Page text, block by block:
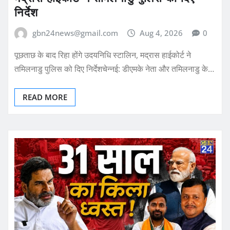
निर्देश
gbn24news@gmail.com Aug 4, 2026 0
पूछताछ के बाद रिहा होंगे उदयनिधि स्टालिन, मद्रास हाईकोर्ट ने
तमिलनाडु पुलिस को दिए निर्देशचेन्नई: डीएमके नेता और तमिलनाडु के…
READ MORE